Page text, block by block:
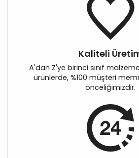
Kaliteli
A'dan Z'ye birinci sınıf
ürünlerde, %100 müşteri
önceliğimizdir.